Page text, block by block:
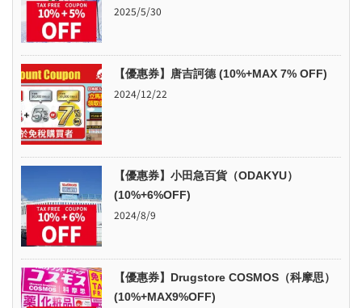
2025/5/30
【優惠券】唐吉訶德 (10%+MAX 7% OFF)
2024/12/22
【優惠券】小田急百貨（ODAKYU）
(10%+6%OFF)
2024/8/9
【優惠券】Drugstore COSMOS（科摩思）
(10%+MAX9%OFF)